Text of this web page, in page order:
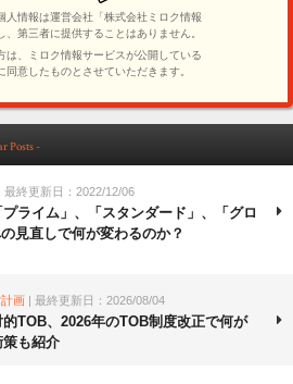
Posts -
| 最終更新日：2022/12/06
ライム」、「スタンダード」、「グロ
見直しで何が変わるのか？
画 | 最終更新日：2026/08/04
TOB、2026年のTOB制度改正で何が
も紹介